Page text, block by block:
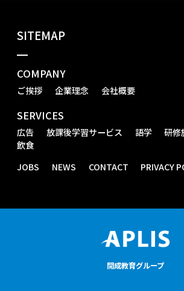
開成教育グループ
SITEMAP
COMPANY
ご挨拶 企業理念 会社概要
SERVICES
広告 放課後学習サービス 語学
研修
飲食
JOBS
NEWS CONTACT PRIVACY